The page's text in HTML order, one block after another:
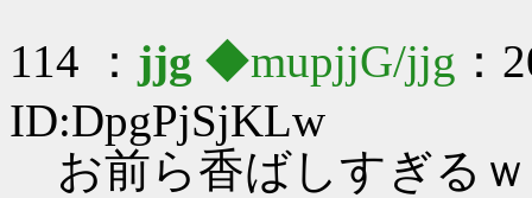
114 ： jjg ◆mupjjG/jjg ：
ID:DpgPjSjKLw
お前ら香ばしすぎる